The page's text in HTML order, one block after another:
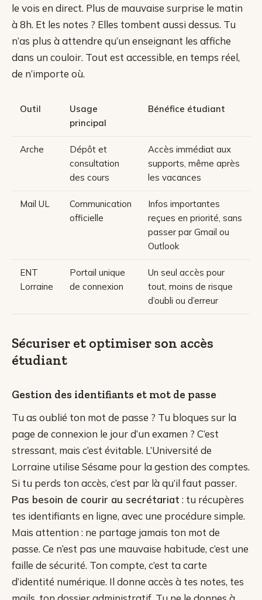
le vois en direct. Plus de mauvaise surprise le matin
à 8h. Et les notes ? Elles tombent aussi dessus. Tu
n’as plus à attendre qu’un enseignant les affiche
dans un couloir. Tout est accessible, en temps réel,
de n’importe où.
Outil
Usage
principal
Bénéfice étudiant
Arche
Dépôt et
consultation
des cours
Accès immédiat aux
supports, même après
les vacances
Mail UL
Communication
officielle
Infos importantes
reçues en priorité, sans
passer par Gmail ou
Outlook
ENT
Lorraine
Portail unique
de connexion
Un seul accès pour
tout, moins de risque
d’oubli ou d’erreur
Sécuriser et optimiser son accès
étudiant
Gestion des identifiants et mot de passe
Tu as oublié ton mot de passe ? Tu bloques sur la
page de connexion le jour d’un examen ? C’est
stressant, mais c’est évitable. L’Université de
Lorraine utilise Sésame pour la gestion des comptes.
Si tu perds ton accès, c’est par là qu’il faut passer.
Pas besoin de courir au secrétariat : tu récupères
tes identifiants en ligne, avec une procédure simple.
Mais attention : ne partage jamais ton mot de
passe. Ce n’est pas une mauvaise habitude, c’est une
faille de sécurité. Ton compte, c’est ta carte
d’identité numérique. Il donne accès à tes notes, tes